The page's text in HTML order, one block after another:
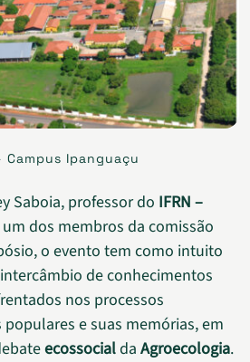
Campus Ipanguaçu
Saboia, professor do IFRN –
dos membros da comissão
o evento tem como intuito
de conhecimentos
nos processos
e suas memórias, em
ecossocialda Agroecologia.